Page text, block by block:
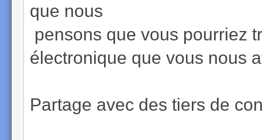
que nous
pensons que vous pourriez
électronique que vous nous
Partage avec des tiers de